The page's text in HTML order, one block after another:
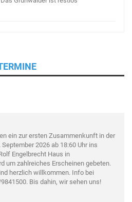
ein zur ersten Zusammenkunft in der
2026 ab 18:60 Uhr ins
Engelbrecht Haus in
um zahlreiches Erscheinen gebeten.
herzlich willkommen. Info bei
Bis dahin, wir sehen uns!